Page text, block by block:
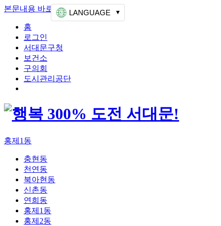
본문내용 바로가기 상단메뉴 가기
홈
로그인
서대문구청
보건소
구의회
도시관리공단
홍제1동
충현동
천연동
북아현동
신촌동
연희동
홍제1동
홍제2동
LANGUAGE